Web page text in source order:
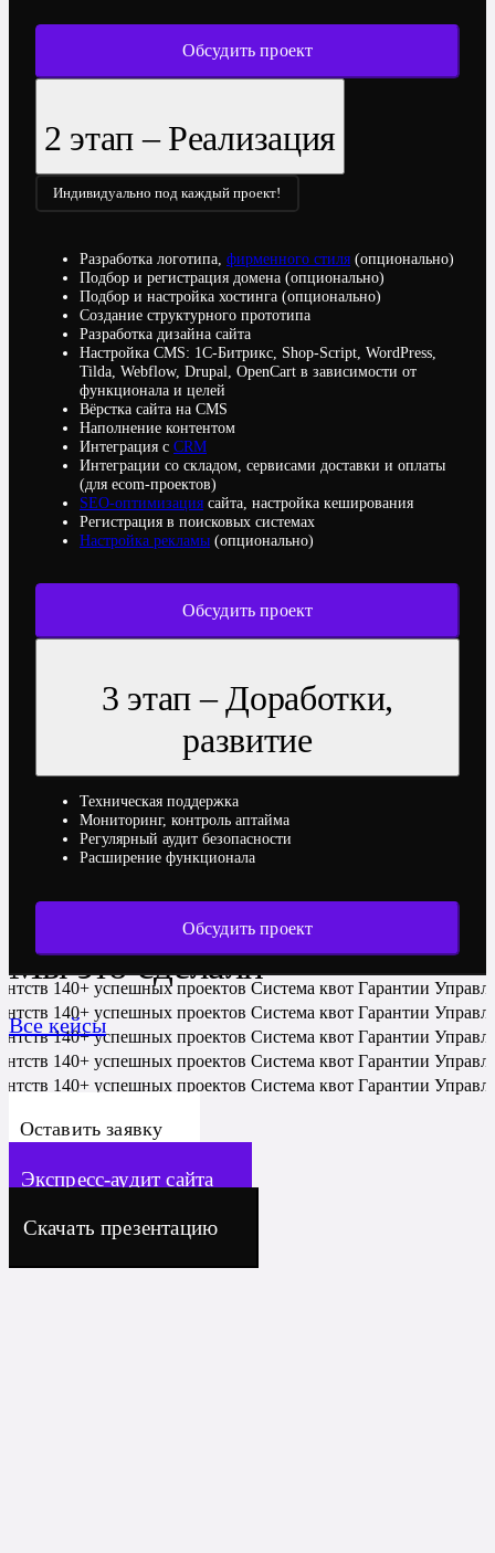
Обсудить проект
2 этап – Реализация
Индивидуально под каждый проект!
Разработка логотипа, фирменного стиля (опционально)
Подбор и регистрация домена (опционально)
Подбор и настройка хостинга (опционально)
Создание структурного прототипа
Разработка дизайна сайта
Настройка CMS: 1С-Битрикс, Shop-Script, WordPress,
Tilda, Webflow, Drupal, OpenCart в зависимости от
функционала и целей
Вёрстка сайта на CMS
Наполнение контентом
Интеграция с CRM
Интеграции со складом, сервисами доставки и оплаты
(для ecom-проектов)
SEO-оптимизация сайта, настройка кеширования
Регистрация в поисковых системах
Настройка рекламы (опционально)
Обсудить проект
3 этап – Доработки,
развитие
Техническая поддержка
Мониторинг, контроль аптайма
Регулярный аудит безопасности
Расширение функционала
Обсудить проект
140+ успешных проектов Система квот Гарантии
140+ успешных проектов Система квот Гарантии
140+ успешных проектов Система квот Гарантии
140+ успешных проектов Система квот Гарантии
140+ успешных проектов Система квот Гарантии
Оставить заявку
Экспресс-аудит сайта
Скачать презентацию
Мы это сделали
Все кейсы